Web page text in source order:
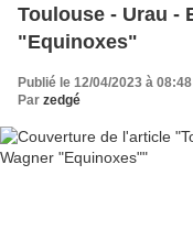
Toulouse - Urau -
"Equinoxes"
Publié le 12/04/2023 à 08:48
Par zedgé